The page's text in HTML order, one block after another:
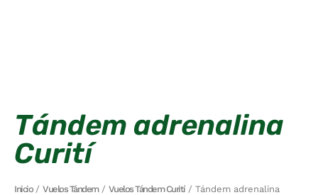
Tándem adrenalina
Curití
Inicio/ Vuelos Tándem/ Vuelos Tándem Curití/ Tándem adrenalina